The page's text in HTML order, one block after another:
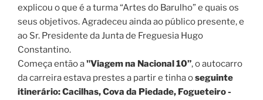
explicou o que é a turma “Artes do Barulho” e quais os
seus objetivos. Agradeceu ainda ao público presente, e
ao Sr. Presidente da Junta de Freguesia Hugo
Constantino.
Começa então a"Viagem na Nacional 10”, o autocarro
da carreira estava prestes a partir e tinha oseguinte
itinerário: Cacilhas, Cova da Piedade, Fogueteiro -